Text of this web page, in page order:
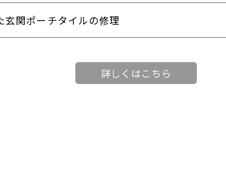
関ポーチタイルの修理
詳しくはこちら